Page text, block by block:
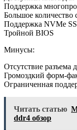
Поддержка
Большое количество
Поддержка NVMe
Тройной BIOS
Минусы:
Отсутствие разъема
Громоздкий форм-
Ограниченная
Читать статью
ddr4 обзор